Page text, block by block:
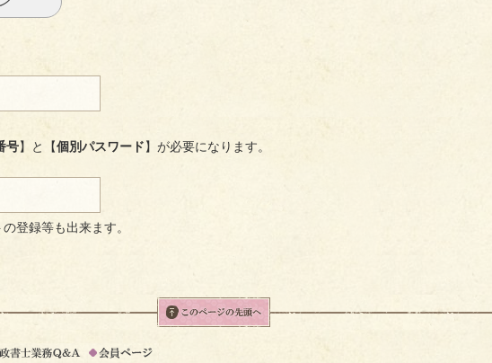
号】と【個別パスワード】が必要になります。
登録等も出来ます。